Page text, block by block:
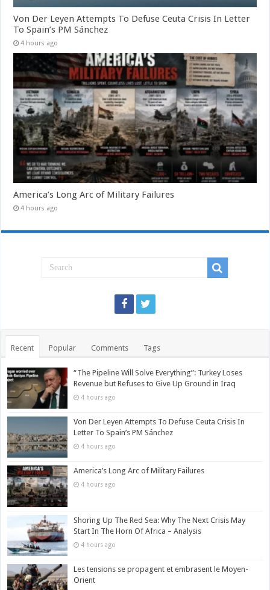
Von Der Leyen Attempts To Defuse Ceuta Crisis In Letter
To Spain’s PM Sánchez
4 hours ago
America’s Long Arc of Military Failures
4 hours ago
Recent Popular Comments Tags
“The Pipeline Will Solve Everything”: Turkey Loses
Revenue but Refuses to Give Up Ground in Iraq
4 hours ago
Von Der Leyen Attempts To Defuse Ceuta Crisis In
Letter To Spain’s PM Sánchez
4 hours ago
America’s Long Arc of Military Failures
4 hours ago
Shoring Up The Red Sea: Why The Next Crisis May
Start In The Horn Of Africa – Analysis
4 hours ago
Les tensions se propagent et embrasent le Moyen-
Orient